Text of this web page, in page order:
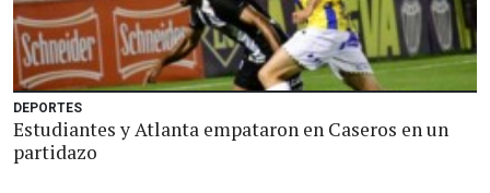
DEPORTES
Estudiantes y Atlanta empataron en Caseros en un
partidazo